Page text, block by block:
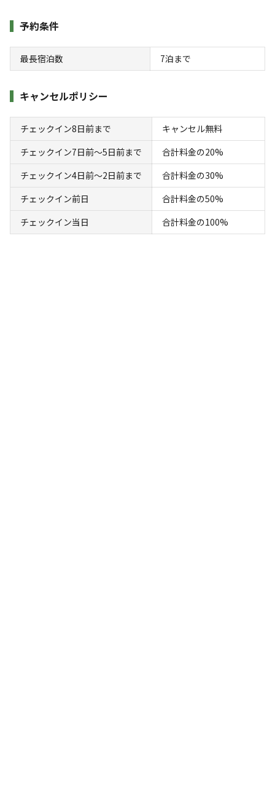
予約条件
最長宿泊数 7泊まで
キャンセルポリシー
チェックイン8日前まで
キャンセル無料
チェックイン7日前〜5日前まで
合計料金の20%
チェックイン4日前〜2日前まで
合計料金の30%
チェックイン前日
合計料金の50%
チェックイン当日
合計料金の100%
お車で
名古屋から約1時間
南知多道路 美浜ICから車で約10分
公共交通機関（電車）
名鉄野間駅下車 徒歩約10分
中部国際空港からお車で約30分
5% 30% 30% 35%
#体験アクティビティ
#手ぶらキャンプ #ファミリーにおすすめ
レンタルあり #星空撮影
#携帯電波あり
キャンペーン